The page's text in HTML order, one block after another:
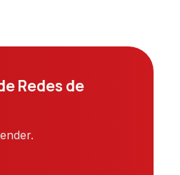
Redes de